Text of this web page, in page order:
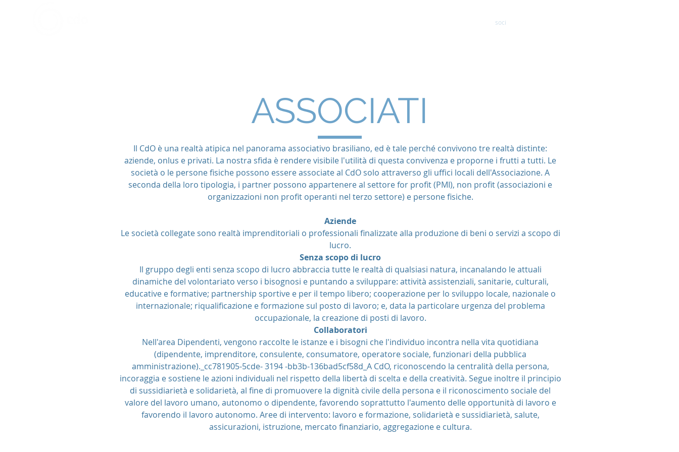
soci
ASSOCIATI
Il CdO è una realtà atipica nel panorama associativo brasiliano, ed è tale perché convivono tre realtà distinte:
aziende, onlus e privati. La nostra sfida è rendere visibile l'utilità di questa convivenza e proporne i frutti a tutti. Le
società o le persone fisiche possono essere associate al CdO solo attraverso gli uffici locali dell'Associazione. A
seconda della loro tipologia, i partner possono appartenere al settore for profit (PMI), non profit (associazioni e
organizzazioni non profit operanti nel terzo settore) e persone fisiche.
Aziende
Le società collegate sono realtà imprenditoriali o professionali finalizzate alla produzione di beni o servizi a scopo di
lucro.
Senza scopo di lucro
Il gruppo degli enti senza scopo di lucro abbraccia tutte le realtà di qualsiasi natura, incanalando le attuali
dinamiche del volontariato verso i bisognosi e puntando a sviluppare: attività assistenziali, sanitarie, culturali,
educative e formative; partnership sportive e per il tempo libero; cooperazione per lo sviluppo locale, nazionale o
internazionale; riqualificazione e formazione sul posto di lavoro; e, data la particolare urgenza del problema
occupazionale, la creazione di posti di lavoro.
Collaboratori
Nell'area Dipendenti, vengono raccolte le istanze e i bisogni che l'individuo incontra nella vita quotidiana
(dipendente, imprenditore, consulente, consumatore, operatore sociale, funzionari della pubblica
amministrazione)._cc781905-5cde- 3194 -bb3b-136bad5cf58d_A CdO, riconoscendo la centralità della persona,
incoraggia e sostiene le azioni individuali nel rispetto della libertà di scelta e della creatività. Segue inoltre il principio
di sussidiarietà e solidarietà, al fine di promuovere la dignità civile della persona e il riconoscimento sociale del
valore del lavoro umano, autonomo o dipendente, favorendo soprattutto l'aumento delle opportunità di lavoro e
favorendo il lavoro autonomo. Aree di intervento: lavoro e formazione, solidarietà e sussidiarietà, salute,
assicurazioni, istruzione, mercato finanziario, aggregazione e cultura.